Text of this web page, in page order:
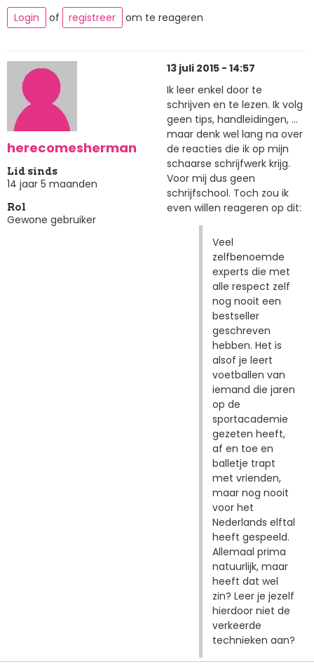
Login
of registreer om te reageren
herecomesherman
Lid sinds
14 jaar 5 maanden
Rol
Gewone gebruiker
13 juli 2015 - 14:57
Ik leer enkel door te
schrijven en te lezen. Ik volg
geen tips, handleidingen, ...
maar denk wel lang na over
de reacties die ik op mijn
schaarse schrijfwerk krijg.
Voor mij dus geen
schrijfschool. Toch zou ik
even willen reageren op dit:
Veel
zelfbenoemde
experts die met
alle respect zelf
nog nooit een
bestseller
geschreven
hebben. Het is
alsof je leert
voetballen van
iemand die jaren
op de
sportacademie
gezeten heeft,
af en toe en
balletje trapt
met vrienden,
maar nog nooit
voor het
Nederlands elftal
heeft gespeeld.
Allemaal prima
natuurlijk, maar
heeft dat wel
zin? Leer je jezelf
hierdoor niet de
verkeerde
technieken aan?